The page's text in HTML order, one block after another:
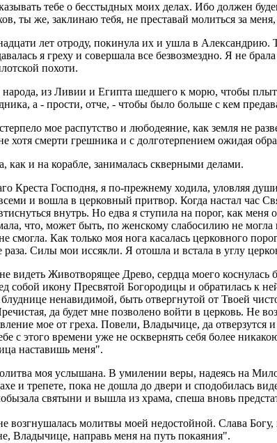
тебе о бесстыдных моих делах. Ибо должен
ты же, заклинаю тебя, не преставай молиться за
лет отроду, покинула их и ушла в
я греху и совершала все безвозмездно. Я не
похоти.
из Ливии и Египта шедшего к морю, чтобы
а - прости, отче, - чтобы было больше с кем
мое распутство и любодеяние, как земля не
хотя смерти грешника и с долготерпением ожидая
и на корабле, занималась скверными делами.
Креста Господня, я по-прежнему ходила, уловляя
и вошла в церковный притвор. Когда настал час
внутрь. Но едва я ступила на порог, как
что, может быть, по женскому слабосилию не могла
смогла. Как только моя нога касалась церковного
Силы мои иссякли. Я отошла и встала в углу
видеть Животворящее Древо, сердца моего коснулась
собой икону Пресвятой Богородицы и обратилась
ненавидимой, быть отвергнутой от Твоей
да будет мне позволено войти в церковь. Не
мое от греха. Повели, Владычице, да отверзутся
этого времени уже не осквернять себя более
наставишь меня".
моя услышана. В умилении веры, надеясь на
и трепете, пока не дошла до двери и сподобилась
святыни и вышла из храма, спеша вновь
молитвы моей недостойной. Слава
Владычице, направь меня на путь покаяния".